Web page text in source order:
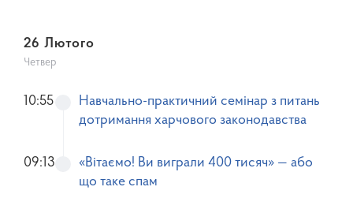
26 Лютого
Четвер
Навчально-практичний семінар з питань
дотримання харчового законодавства
10:55
«Вітаємо! Ви виграли 400 тисяч» — або
що таке спам
09:13